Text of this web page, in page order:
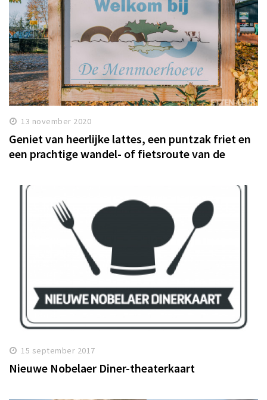
13 november 2020
Geniet van heerlijke lattes, een puntzak friet en
een prachtige wandel- of fietsroute van de
15 september 2017
Nieuwe Nobelaer Diner-theaterkaart